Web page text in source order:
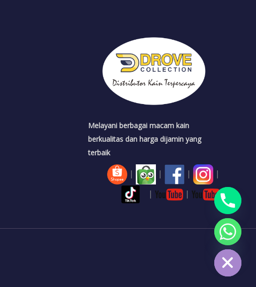
Melayani berbagai macam kain
berkualitas dan harga dijamin yang
terbaik
| | |
|
|
|
HIDE
CHATY